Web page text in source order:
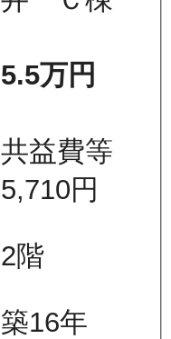
5.5万円
共益費等
5,710円
2階
築16年